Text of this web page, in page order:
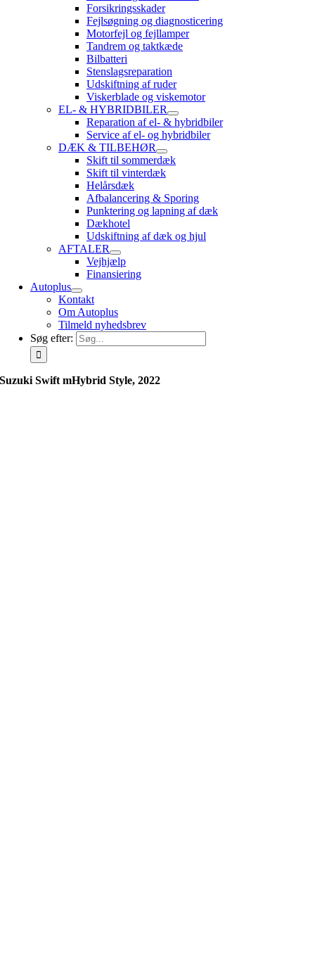
Forsikringsskader
Fejlsøgning og diagnosticering
Motorfejl og fejllamper
Tandrem og taktkæde
Bilbatteri
Stenslagsreparation
Udskiftning af ruder
Viskerblade og viskemotor
EL- & HYBRIDBILER
Reparation af el- & hybridbiler
Service af el- og hybridbiler
DÆK & TILBEHØR
Skift til sommerdæk
Skift til vinterdæk
Helårsdæk
Afbalancering & Sporing
Punktering og lapning af dæk
Dækhotel
Udskiftning af dæk og hjul
AFTALER
Vejhjælp
Finansiering
Autoplus
Kontakt
Om Autoplus
Tilmeld nyhedsbrev
Søg efter:
Suzuki Swift mHybrid Style, 2022